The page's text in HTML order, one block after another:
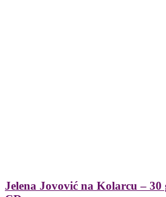
Jelena Jovović na Kolarcu –